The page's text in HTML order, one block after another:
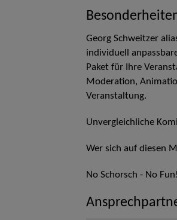
Georg Schweitzer
individuell
Paket für Ihre
Moderation,
Veranstaltung.
Unvergleichliche
Wer sich auf diesen
No Schorsch - No Fun!